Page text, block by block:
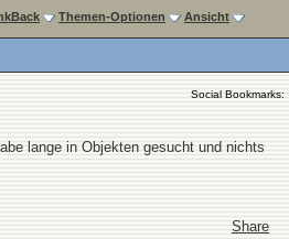
Themen-Optionen Ansicht
Social Bookmarks:
lange in Objekten gesucht und nichts
Share